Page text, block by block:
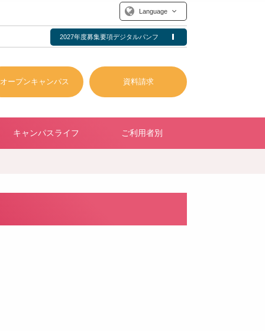
Language
2027年度募集要項デジタルパンフ
オープンキャンパス 資料請求
キャンパスライフ ご利用者別